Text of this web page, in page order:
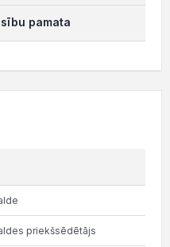
pamata
priekšsēdētājs